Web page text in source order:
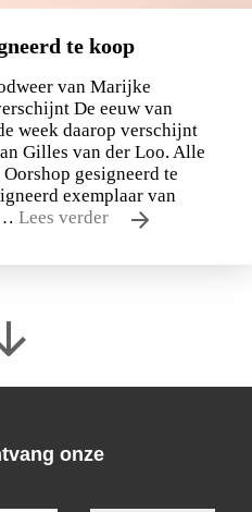
te koop
van Marijke
De eeuw van
week daarop verschijnt
Gilles van der Loo. Alle
gesigneerd te
exemplaar van
Lees verder
onze